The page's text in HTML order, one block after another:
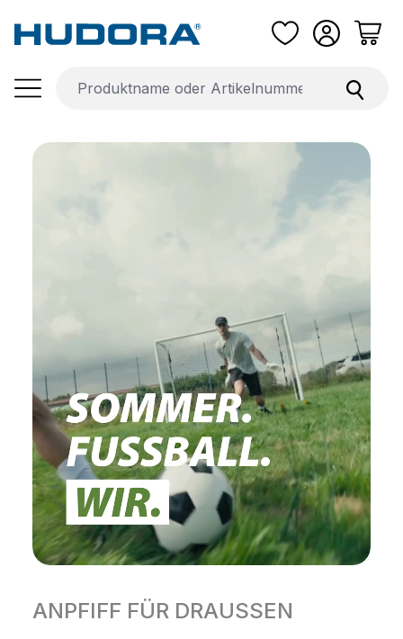
Zum Hauptinhalt springen
ANPFIFF FÜR DRAUSSEN